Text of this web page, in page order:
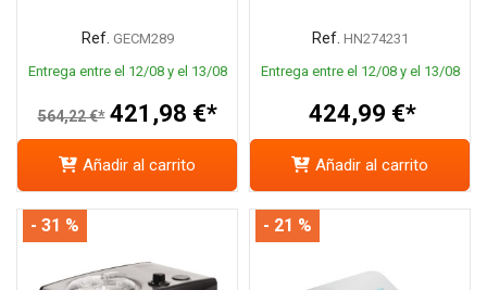
Ref. GECM289
Entrega entre el 12/08 y el 13/08
564,22 €* 421,98 €*
Añadir al carrito
Ref. HN274231
Entrega entre el 12/08 y el 13/08
424,99 €*
Añadir al carrito
- 31 % - 21 %